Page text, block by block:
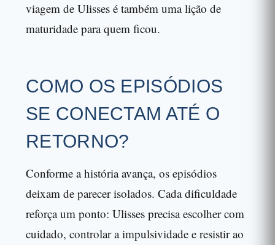
viagem de Ulisses é também uma lição de
maturidade para quem ficou.
COMO OS EPISÓDIOS
SE CONECTAM ATÉ O
RETORNO?
Conforme a história avança, os episódios
deixam de parecer isolados. Cada dificuldade
reforça um ponto: Ulisses precisa escolher com
cuidado, controlar a impulsividade e resistir ao